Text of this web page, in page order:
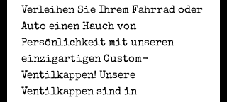
Verleihen Sie Ihrem Fahrrad oder
Auto einen Hauch von
Persönlichkeit mit unseren
einzigartigen Custom-
Ventilkappen! Unsere
Ventilkappen sind in